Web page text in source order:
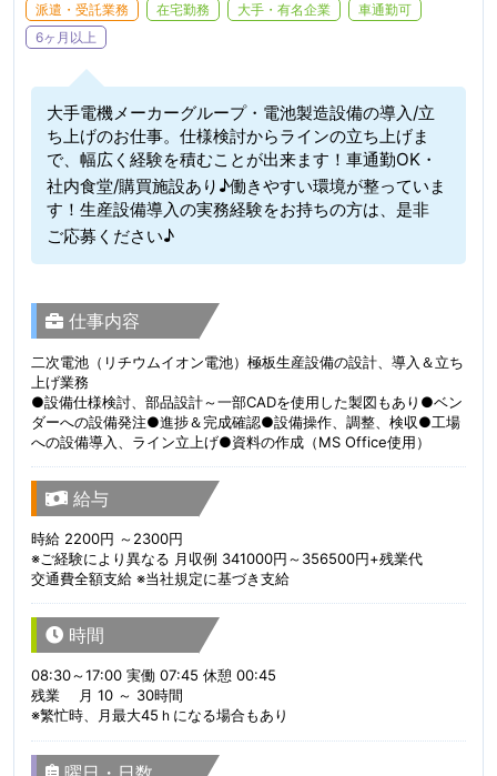
派遣・受託業務 在宅勤務 大手・有名企業
車通勤可
6ヶ月以上
大手電機メーカーグループ・電池製造設備の導入/立
ち上げのお仕事。仕様検討からラインの立ち上げま
で、幅広く経験を積むことが出来ます！車通勤OK・
社内食堂/購買施設あり♪働きやすい環境が整っていま
す！生産設備導入の実務経験をお持ちの方は、是非
ご応募ください♪
仕事内容
二次電池（リチウムイオン電池）極板生産設備の設計、導入＆立ち
上げ業務
●設備仕様検討、部品設計～一部CADを使用した製図もあり●ベン
ダーへの設備発注●進捗＆完成確認●設備操作、調整、検収●工場
への設備導入、ライン立上げ●資料の作成（MS Office使用）
給与
時給 2200円 ～2300円
※ご経験により異なる 月収例 341000円～356500円+残業代
交通費全額支給 ※当社規定に基づき支給
時間
08:30～17:00 実働 07:45 休憩 00:45
残業 月 10 ～ 30時間
※繁忙時、月最大45ｈになる場合もあり